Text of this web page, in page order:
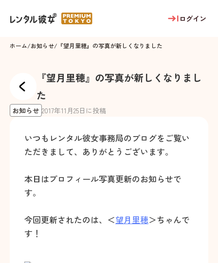
ログイン
ホーム/お知らせ/ 『望月里穂』の写真が新しくなりました
『望月里穂』の写真が新しくなりまし
た
お知らせ 2017年11 月25日に投稿
いつもレンタル彼女事務局のブログをご覧い
ただきまして、ありがとうございます。
本日はプロフィール写真更新のお知らせで
す。
今回更新されたのは、＜望月里穂＞ちゃんで
す！